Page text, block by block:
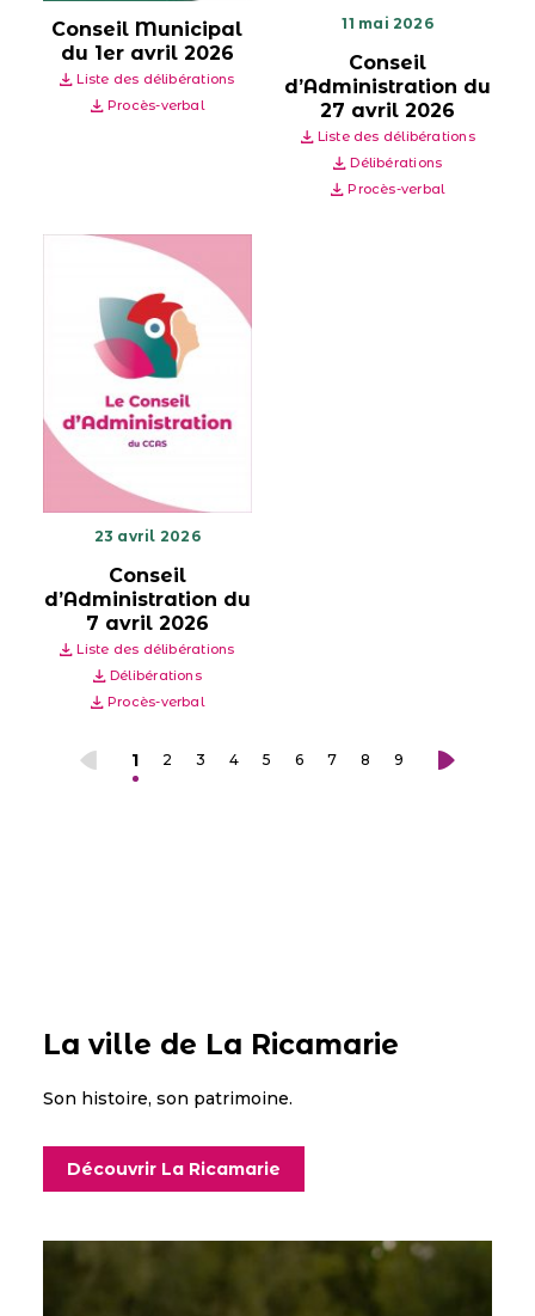
Conseil Municipal
du 1er avril 2026
Liste des délibérations
Procès-verbal
11 mai 2026
Conseil
d’Administration du
27 avril 2026
Liste des délibérations
Délibérations
Procès-verbal
23 avril 2026
Conseil
d’Administration du
7 avril 2026
Liste des délibérations
Délibérations
Procès-verbal
1 2 3 4 5 6 7 8 9
La ville de La Ricamarie
Son histoire, son patrimoine.
Découvrir La Ricamarie